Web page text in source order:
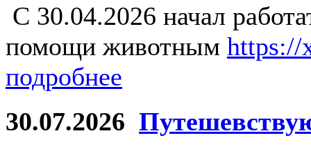
С 30.04.2026 начал
помощи животным https://
подробнее
30.07.2026